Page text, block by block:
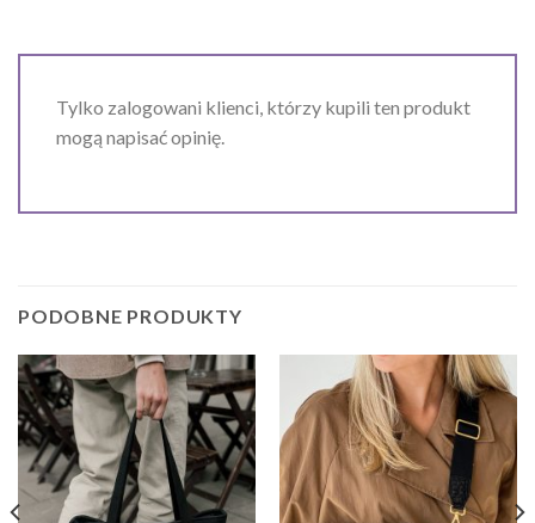
Tylko zalogowani klienci, którzy kupili ten produkt
mogą napisać opinię.
PODOBNE PRODUKTY